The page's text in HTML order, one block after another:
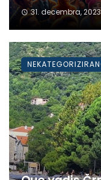
31. decembra, 2023